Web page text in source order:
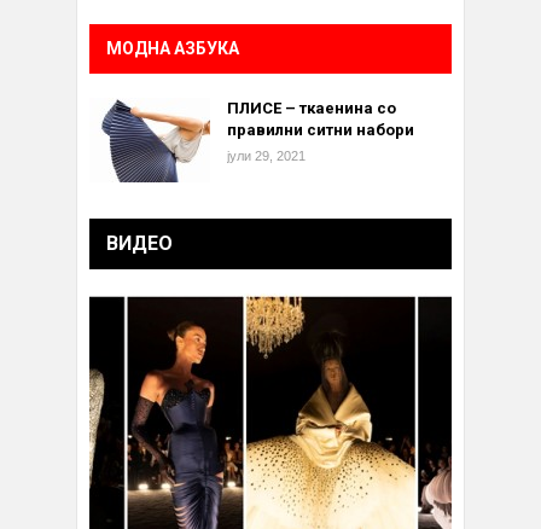
МОДНА АЗБУКА
ПЛИСЕ – ткаенина со
правилни ситни набори
јули 29, 2021
ВИДЕО